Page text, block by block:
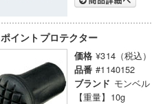
ポイントプロテクター
価格 ¥314（税込）
品番 #1140152
ブランド モンベル
【重量】10g